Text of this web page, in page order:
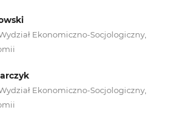
Ekonomiczno-Socjologiczny,
Ekonomiczno-Socjologiczny,